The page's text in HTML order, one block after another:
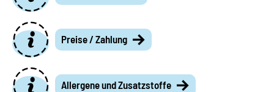
Preise / Zahlung
Allergene und Zusatzstoffe